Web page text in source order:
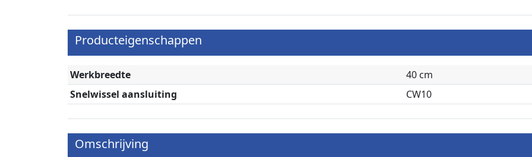
Producteigenschappen
Werkbreedte
40 cm
Snelwissel aansluiting
CW10
Omschrijving